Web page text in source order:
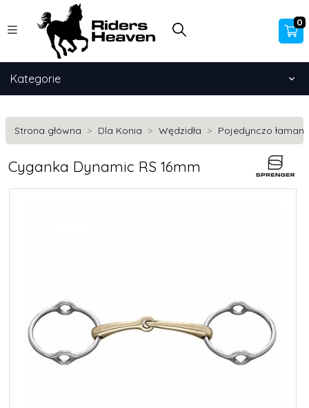
0
Kategorie
Strona główna Dla Konia Wędzidła Pojedynczo łamane
Cyganka Dynamic RS 16mm